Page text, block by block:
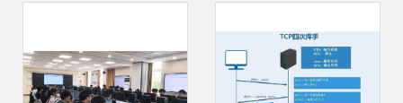
试辅导（2009版）